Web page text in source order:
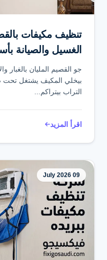
تنظيف مكيفات
الغسيل والصيانة
جو القصيم المليان بالغبار
بيخلي المكيف يشتغل تحت
التراب بيتراكم...
اقرأ المزيد
09 July 2026